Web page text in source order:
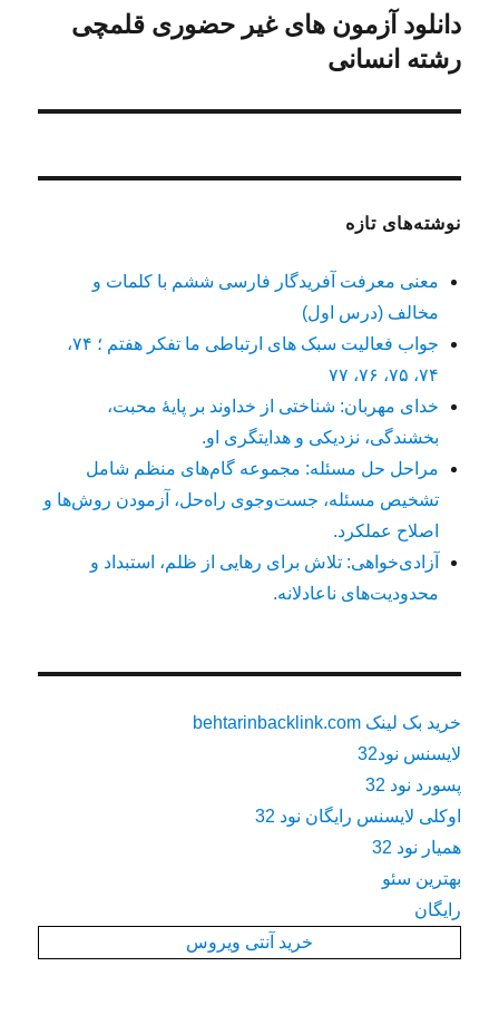
نوشته
بعدی:
دانلود آزمون های غیر حضوری قلمچی
رشته انسانی
نوشته‌های تازه
معنی معرفت آفریدگار فارسی ششم با کلمات و
مخالف (درس اول)
جواب فعالیت سبک های ارتباطی ما تفکر هفتم ؛ ۷۴،
۷۴، ۷۵، ۷۶، ۷۷
خدای مهربان: شناختی از خداوند بر پایهٔ محبت،
بخشندگی، نزدیکی و هدایتگری او.
مراحل حل مسئله: مجموعه گام‌های منظم شامل
تشخیص مسئله، جست‌وجوی راه‌حل، آزمودن روش‌ها و
اصلاح عملکرد.
آزادی‌خواهی: تلاش برای رهایی از ظلم، استبداد و
محدودیت‌های ناعادلانه.
خرید بک لینک behtarinbacklink.com
لایسنس نود32
پسورد نود 32
اوکلی لایسنس رایگان نود 32
همیار نود 32
بهترین سئو
رایگان
خرید آنتی ویروس